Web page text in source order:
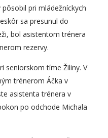
pri mládežníckych
sa presunul do
bol asistentom trénera
rezervy.
seniorskom tíme Žiliny. V
trénerom Áčka v
asistenta trénera v
po odchode Michala